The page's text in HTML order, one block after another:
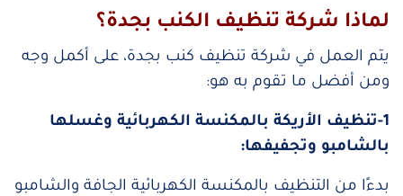
لماذا شركة تنظيف الكنب بجدة؟
يتم العمل في شركة تنظيف كنب بجدة، على أكمل وجه
ومن أفضل ما تقوم به هو:
1-تنظيف الأريكة بالمكنسة الكهربائية وغسلها
بالشامبو وتجفيفها:
بدءًا من التنظيف بالمكنسة الكهربائية الجافة والشامبو